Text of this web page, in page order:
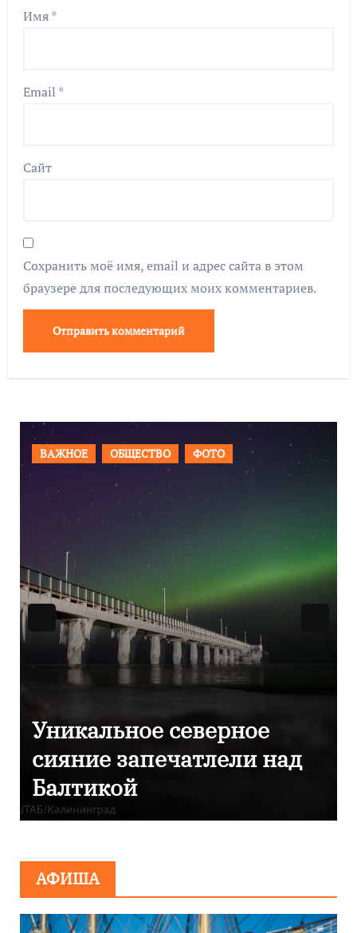
Имя*
Email *
Сайт
Сохранить моё имя, email и адрес сайта в этом
браузере для последующих моих комментариев.
ВАЖНОЕ ОБЩЕСТВО ФОТО
Фотокадры, как
Калининград завалило
после снежного бурана
АФИША